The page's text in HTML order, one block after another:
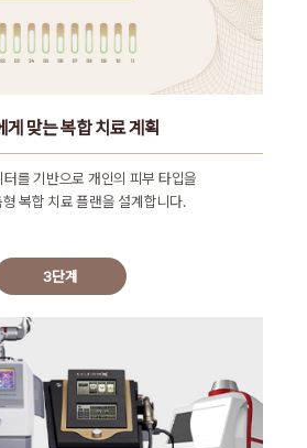
게 맞는 복합 치료 계획
를 기반으로 개인의 피부 타입을
복합 치료 플랜을 설계합니다.
3단계